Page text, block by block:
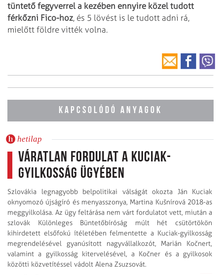
tüntető fegyverrel a kezében ennyire közel tudott
férkőzni Fico-hoz, és 5 lövést is le tudott adni rá,
mielőtt földre vitték volna.
KAPCSOLÓDÓ ANYAGOK
hetilap
Váratlan fordulat a Kuciak-
gyilkosság ügyében
Szlovákia legnagyobb belpolitikai válságát okozta Ján Kuciak
oknyomozó újságíró és menyasszonya, Martina Kušnírová 2018-as
meggyilkolása. Az ügy feltárása nem várt fordulatot vett, miután a
szlovák Különleges Büntetőbíróság múlt hét csütörtökön
kihirdetett elsőfokú ítéletében felmentette a Kuciak-gyilkosság
megrendelésével gyanúsított nagyvállalkozót, Marián Kočnert,
valamint a gyilkosság kitervelésével, a Kočner és a gyilkosok
közötti közvetítéssel vádolt Alena Zsuzsovát.